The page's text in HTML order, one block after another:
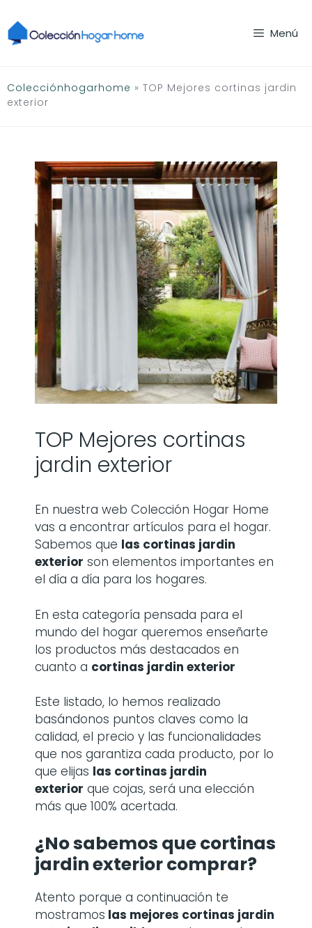
al
contenido
Menú
Colecciónhogarhome » TOP Mejores cortinas jardin
exterior
TOP Mejores cortinas
jardin exterior
En nuestra web Colección Hogar Home
vas a encontrar artículos para el hogar.
Sabemos que las cortinas jardin
exterior son elementos importantes en
el día a día para los hogares.
En esta categoría pensada para el
mundo del hogar queremos enseñarte
los productos más destacados en
cuanto a cortinas jardin exterior
Este listado, lo hemos realizado
basándonos puntos claves como la
calidad, el precio y las funcionalidades
que nos garantiza cada producto, por lo
que elijas las cortinas jardin
exterior que cojas, será una elección
más que 100% acertada.
¿No sabemos que cortinas
jardin exterior comprar?
Atento porque a continuación te
mostramos las mejores cortinas jardin